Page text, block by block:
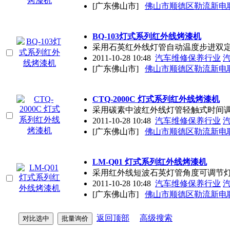
[广东佛山市]
佛山市顺德区勒流新电
BQ-103灯式系列红外线烤漆机
采用石英红外线灯管自动温度步进双
2011-10-28 10:48 汽车维修保养行业
[广东佛山市]
佛山市顺德区勒流新电
CTQ-2000C 灯式系列红外线烤漆机
采用碳素中波红外线灯管轻触式时间
2011-10-28 10:48 汽车维修保养行业
[广东佛山市]
佛山市顺德区勒流新电
LM-Q01 灯式系列红外线烤漆机
采用红外线短波石英灯管角度可调节
2011-10-28 10:48 汽车维修保养行业
[广东佛山市]
佛山市顺德区勒流新电
返回顶部 高级搜索